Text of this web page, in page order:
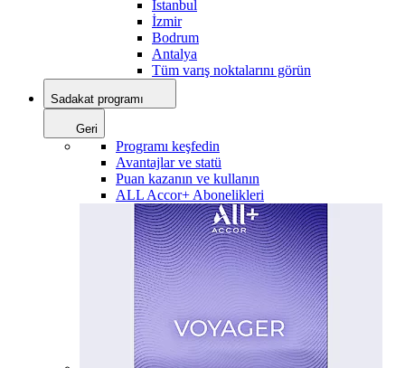
İstanbul
İzmir
Bodrum
Antalya
Tüm varış noktalarını görün
Sadakat programı
Geri
Programı keşfedin
Avantajlar ve statü
Puan kazanın ve kullanın
ALL Accor+ Abonelikleri